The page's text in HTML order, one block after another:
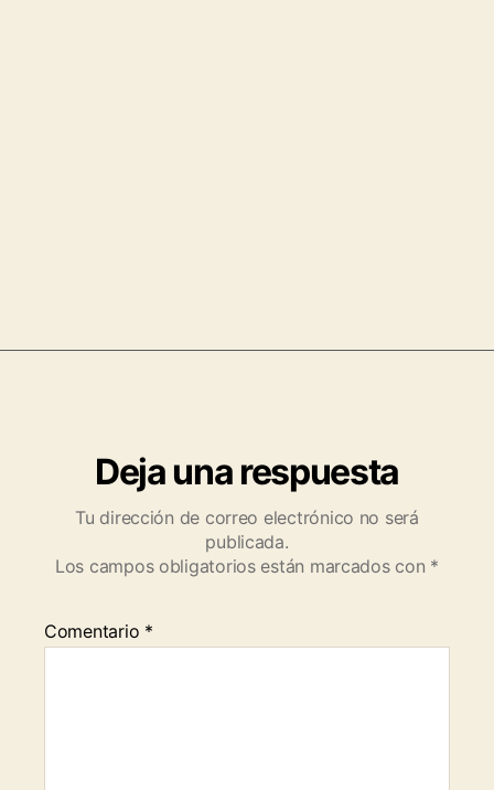
Deja una respuesta
Tu dirección de correo electrónico no será
publicada.
Los campos obligatorios están marcados con *
Comentario *